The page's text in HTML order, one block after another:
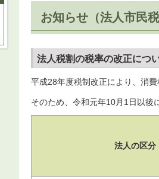
お知らせ（法人市民税
法人税割の税率の改正につ
平成28年度税制改正により、消
そのため、令和元年10月1日以後
法人の区分